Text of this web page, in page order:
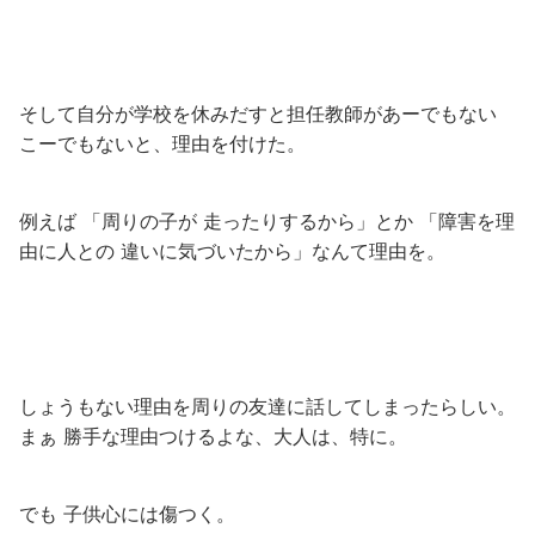
そして自分が学校を休みだすと担任教師があーでもない
こーでもないと、理由を付けた。
例えば 「周りの子が 走ったりするから」とか 「障害を理
由に人との 違いに気づいたから」なんて理由を。
しょうもない理由を周りの友達に話してしまったらしい。
まぁ 勝手な理由つけるよな、大人は、特に。
でも 子供心には傷つく。